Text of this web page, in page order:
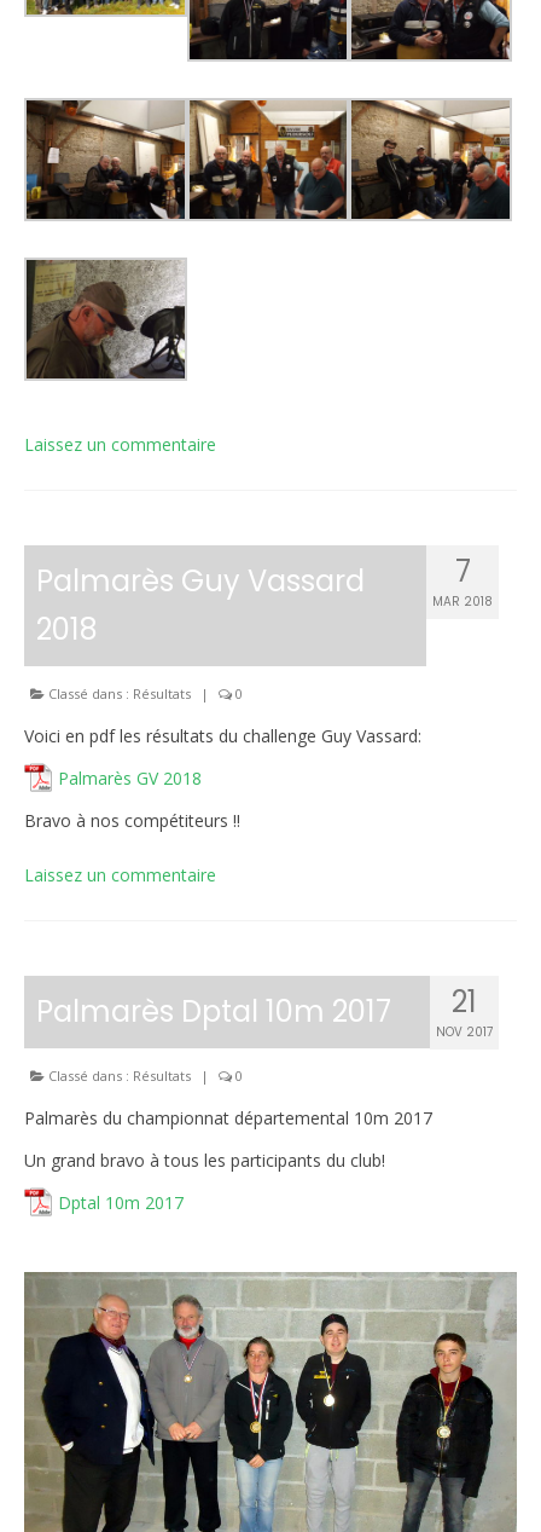
Laissez un commentaire
7
MAR 2018
Palmarès Guy Vassard
2018
Classé dans : Résultats | 0
Voici en pdf les résultats du challenge Guy Vassard:
Palmarès GV 2018
Bravo à nos compétiteurs !!
Laissez un commentaire
21
NOV 2017
Palmarès Dptal 10m 2017
Classé dans : Résultats | 0
Palmarès du championnat départemental 10m 2017
Un grand bravo à tous les participants du club!
Dptal 10m 2017